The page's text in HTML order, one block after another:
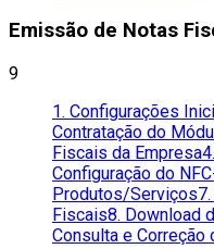
Emissão de Notas
9
1. Configurações
Contratação do
Fiscais da Empresa
Configuração do
Produtos/Serviços
Fiscais8. Download
Consulta e